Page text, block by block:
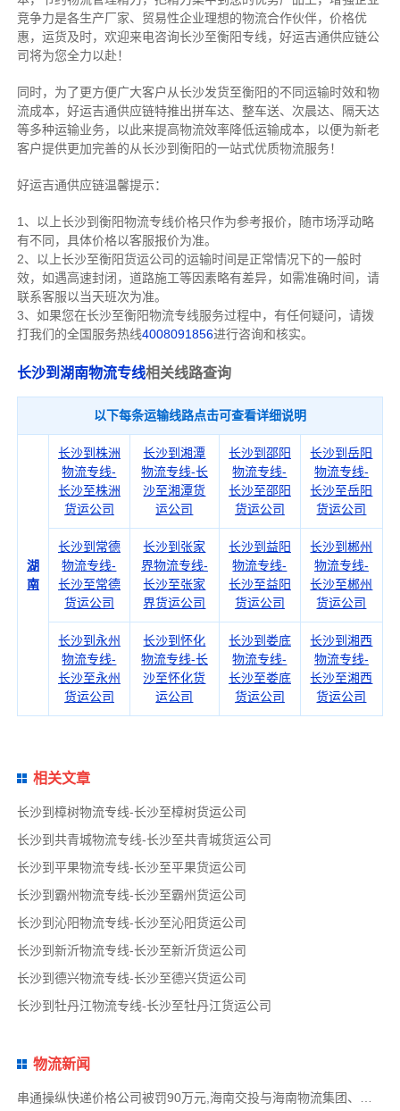
竞争力是各生产厂家、贸易性企业理想的物流合作伙伴，价格优
惠，运货及时，欢迎来电咨询长沙至衡阳专线，好运吉通供应链公
司将为您全力以赴！
同时，为了更方便广大客户从长沙发货至衡阳的不同运输时效和物
流成本，好运吉通供应链特推出拼车达、整车送、次晨达、隔天达
等多种运输业务，以此来提高物流效率降低运输成本，以便为新老
客户提供更加完善的从长沙到衡阳的一站式优质物流服务！
好运吉通供应链温馨提示：
1、以上长沙到衡阳物流专线价格只作为参考报价，随市场浮动略
有不同，具体价格以客服报价为准。
2、以上长沙至衡阳货运公司的运输时间是正常情况下的一般时
效，如遇高速封闭，道路施工等因素略有差异，如需准确时间，请
联系客服以当天班次为准。
3、如果您在长沙至衡阳物流专线服务过程中，有任何疑问，请拨
打我们的全国服务热线4008091856进行咨询和核实。
长沙到湖南物流专线相关线路查询
以下每条运输线路点击可查看详细说明
湖
南
长沙到株洲
物流专线-
长沙至株洲
货运公司
长沙到湘潭
物流专线-长
沙至湘潭货
运公司
长沙到邵阳
物流专线-
长沙至邵阳
货运公司
长沙到岳阳
物流专线-
长沙至岳阳
货运公司
长沙到常德
物流专线-
长沙至常德
货运公司
长沙到张家
界物流专线-
长沙至张家
界货运公司
长沙到益阳
物流专线-
长沙至益阳
货运公司
长沙到郴州
物流专线-
长沙至郴州
货运公司
长沙到永州
物流专线-
长沙至永州
货运公司
长沙到怀化
物流专线-长
沙至怀化货
运公司
长沙到娄底
物流专线-
长沙至娄底
货运公司
长沙到湘西
物流专线-
长沙至湘西
货运公司
相关文章
长沙到樟树物流专线-长沙至樟树货运公司
长沙到共青城物流专线-长沙至共青城货运公司
长沙到平果物流专线-长沙至平果货运公司
长沙到霸州物流专线-长沙至霸州货运公司
长沙到沁阳物流专线-长沙至沁阳货运公司
长沙到新沂物流专线-长沙至新沂货运公司
长沙到德兴物流专线-长沙至德兴货运公司
长沙到牡丹江物流专线-长沙至牡丹江货运公司
物流新闻